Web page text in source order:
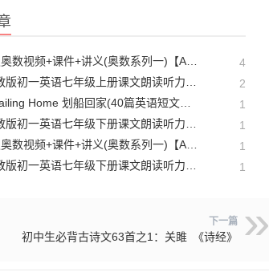
数视频+课件+讲义(奥数系列一)【A00231】 4
一英语七年级上册课文朗读听力mp3】Starter unit 1 Good morning! 2
Home 划船回家(40篇英语短文搞定高中高考3500个单词) 1
版初一英语七年级下册课文朗读听力mp3】Unit 4 1
数视频+课件+讲义(奥数系列一)【A00231】 1
版初一英语七年级下册课文朗读听力mp3】Unit 6 1
下一篇
初中生必背古诗文63首之1：关雎 《诗经》